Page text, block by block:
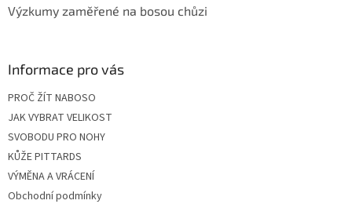
Výzkumy zaměřené na bosou chůzi
Informace pro vás
PROČ ŽÍT NABOSO
JAK VYBRAT VELIKOST
SVOBODU PRO NOHY
KŮŽE PITTARDS
VÝMĚNA A VRÁCENÍ
Obchodní podmínky